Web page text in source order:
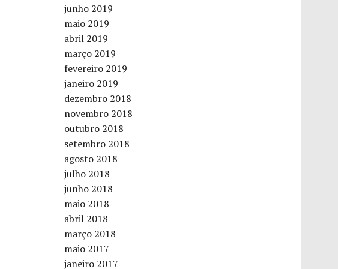
junho 2019
maio 2019
abril 2019
março 2019
fevereiro 2019
janeiro 2019
dezembro 2018
novembro 2018
outubro 2018
setembro 2018
agosto 2018
julho 2018
junho 2018
maio 2018
abril 2018
março 2018
maio 2017
janeiro 2017